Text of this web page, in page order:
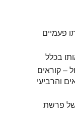
פעמיים
בכלל
– קוראים
והרביעי
של פרשת